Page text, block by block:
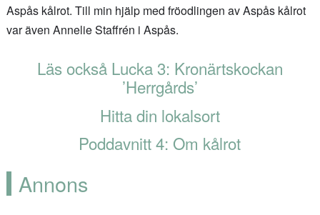
Aspås kålrot. Till min hjälp med fröodlingen av Aspås kålrot
var även Annelie Staffrén i Aspås.
Läs också Lucka 3: Kronärtskockan
’Herrgårds’
Hitta din lokalsort
Poddavnitt 4: Om kålrot
Annons